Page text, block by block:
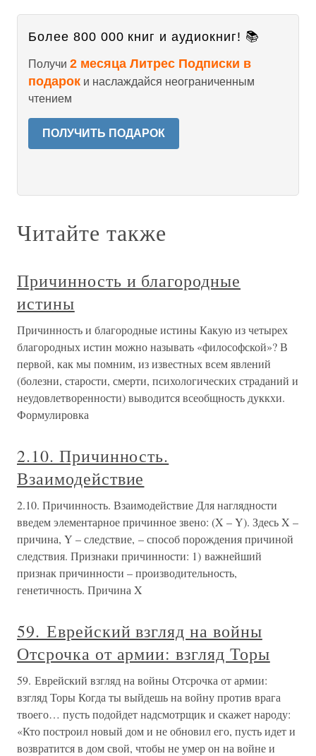
Более 800 000 книг и аудиокниг! 📚
Получи 2 месяца Литрес Подписки в
подарок и наслаждайся неограниченным
чтением
ПОЛУЧИТЬ ПОДАРОК
Читайте также
Причинность и благородные
истины
Причинность и благородные истины Какую из четырех
благородных истин можно называть «философской»? В
первой, как мы помним, из известных всем явлений
(болезни, старости, смерти, психологических страданий и
неудовлетворенности) выводится всеобщность дуккхи.
Формулировка
2.10. Причинность.
Взаимодействие
2.10. Причинность. Взаимодействие Для наглядности
введем элементарное причинное звено: (X – Y). Здесь X –
причина, Y – следствие, – способ порождения причиной
следствия. Признаки причинности: 1) важнейший
признак причинности – производительность,
генетичность. Причина X
59. Еврейский взгляд на войны
Отсрочка от армии: взгляд Торы
59. Еврейский взгляд на войны Отсрочка от армии:
взгляд Торы Когда ты выйдешь на войну против врага
твоего… пусть подойдет надсмотрщик и скажет народу:
«Кто построил новый дом и не обновил его, пусть идет и
возвратится в дом свой, чтобы не умер он на войне и